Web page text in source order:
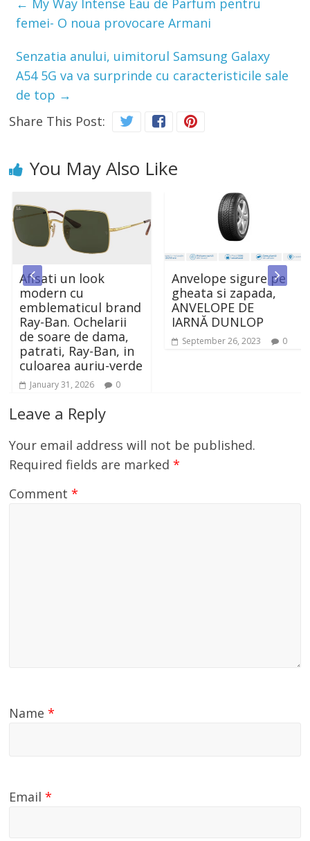
← My Way Intense Eau de Parfum pentru
femei- O noua provocare Armani
Senzatia anului, uimitorul Samsung Galaxy
A54 5G va va surprinde cu caracteristicile sale
de top →
Share This Post:
You May Also Like
Afisati un look
modern cu
emblematicul brand
Ray-Ban. Ochelarii
de soare de dama,
patrati, Ray-Ban, in
culoarea auriu-verde
January 31, 2026 0
Anvelope sigure pe
gheata si zapada,
ANVELOPE DE
IARNĂ DUNLOP
September 26, 2023 0
Leave a Reply
Your email address will not be published.
Required fields are marked*
Comment*
Name*
Email*